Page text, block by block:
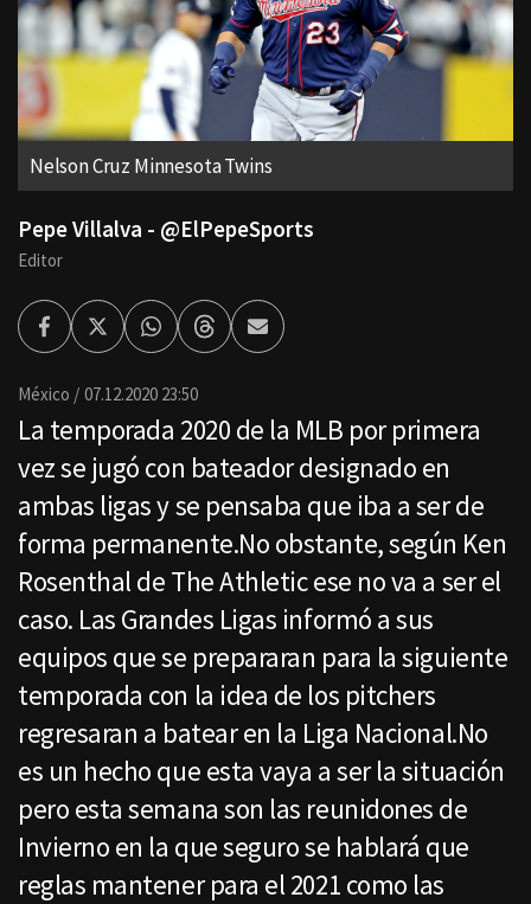
Nelson Cruz Minnesota Twins
Pepe Villalva - @ElPepeSports
Editor
FacebookTwitterWhatsappThreadsEnviar
por
México 07.12.2020 23:50
La temporada 2020 de la MLB por primera
vez se jugó con bateador designado en
ambas ligas y se pensaba que iba a ser de
forma permanente.No obstante, según Ken
Rosenthal de The Athletic ese no va a ser el
caso. Las Grandes Ligas informó a sus
equipos que se prepararan para la siguiente
temporada con la idea de los pitchers
regresaran a batear en la Liga Nacional.No
es un hecho que esta vaya a ser la situación
pero esta semana son las reunidones de
Invierno en la que seguro se hablará que
reglas mantener para el 2021 como las